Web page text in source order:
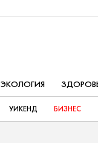
ЭКОЛОГИЯ
УИКЕНД БИЗНЕС